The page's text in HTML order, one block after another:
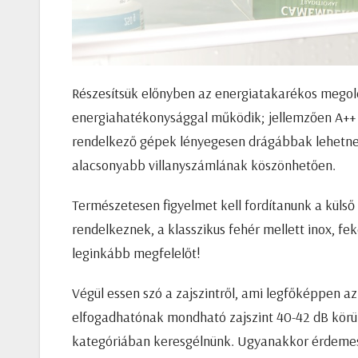
Részesítsük előnyben az energiatakarékos
energiahatékonysággal működik; jellemzően
rendelkező gépek lényegesen drágábbak
alacsonyabb villanyszámlának köszönhetően.
Természetesen figyelmet kell fordítanunk a
rendelkeznek, a klasszikus fehér mellett inox,
leginkább megfelelőt!
Végül essen szó a zajszintről, ami legfőképpen
elfogadhatónak mondható zajszint 40-42 dB
kategóriában keresgélnünk. Ugyanakkor